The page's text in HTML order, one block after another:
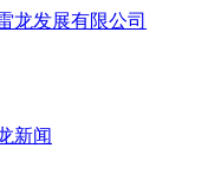
新闻